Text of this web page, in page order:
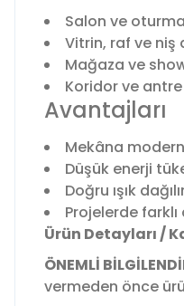
Salon ve
Vitrin, raf ve niş
Mağaza ve
Koridor ve
Avantajları
Mekâna
Düşük enerji
Doğru ışık
Projelerde
Ürün Detayları /
ÖNEMLİ
vermeden önce